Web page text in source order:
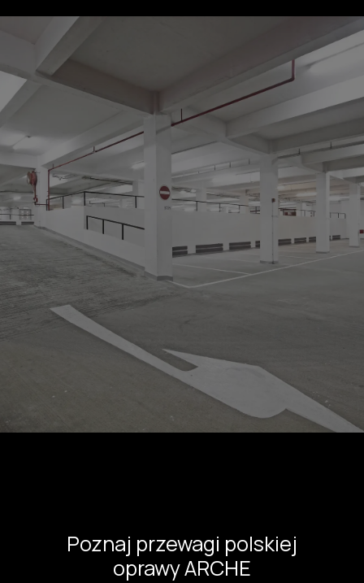
Poznaj przewagi polskiej
oprawy ARCHE